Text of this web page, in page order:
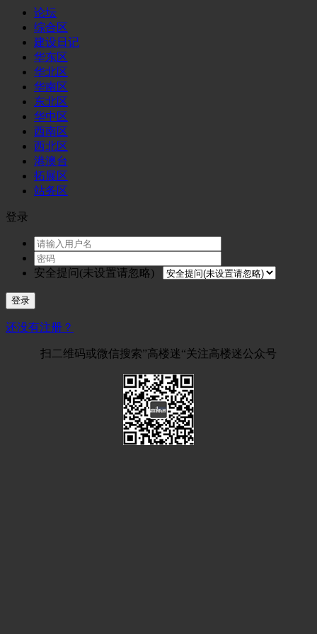
论坛
综合区
建设日记
华东区
华北区
华南区
东北区
华中区
西南区
西北区
港澳台
拓展区
站务区
登录
安全提问(未设置请忽略)
登录
还没有注册？
扫二维码或微信搜索”高楼迷“关注高楼迷公众号